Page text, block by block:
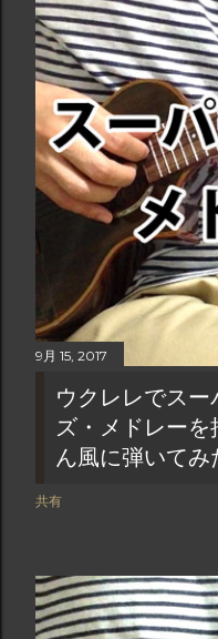
9月 15, 2017
ウクレレでス
ズ・メドレー
ん風に弾いてみ
共有